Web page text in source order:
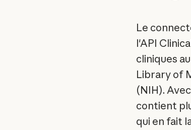
Le
l'API
cliniques
Library of
(NIH).
contient
qui en fait